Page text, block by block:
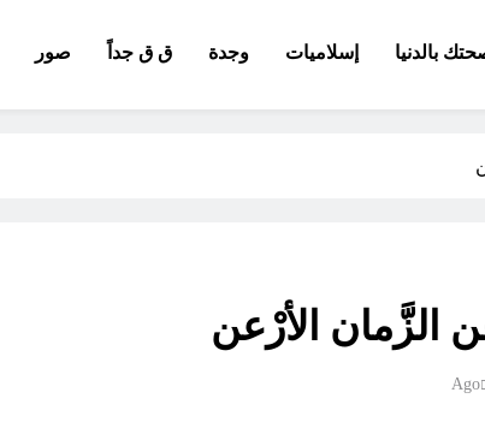
بالدنيا إسلاميات وجدة ق ق جداً صور
الزَّمان الأرْعن